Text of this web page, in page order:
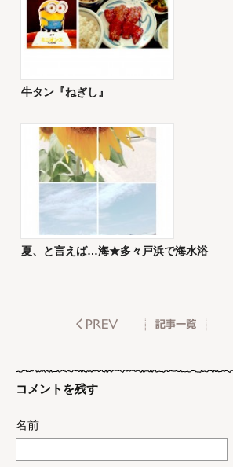
牛タン『ねぎし』
夏、と言えば…海★多々戸浜で海水浴
コメントを残す
名前